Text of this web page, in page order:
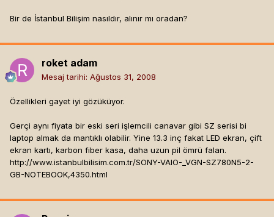
Bir de İstanbul Bilişim nasıldır, alınır mı oradan?
roket adam
Mesaj tarihi: Ağustos 31, 2008
Özellikleri gayet iyi gözüküyor.
Gerçi aynı fiyata bir eski seri işlemcili canavar gibi SZ serisi bi
laptop almak da mantıklı olabilir. Yine 13.3 inç fakat LED ekran, çift
ekran kartı, karbon fiber kasa, daha uzun pil ömrü falan.
http://www.istanbulbilisim.com.tr/SONY-VAIO-_VGN-SZ780N5-2-
GB-NOTEBOOK,4350.html